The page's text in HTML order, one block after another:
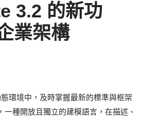
3.2 的新功
業架構
環境中，及時掌握最新的標準與框架
，一種開放且獨立的建模語言，在描述、